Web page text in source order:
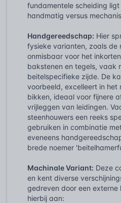
fundamentele scheiding
handmatig versus
Handgereedschap: Hier
fysieke varianten, zoals de
onmisbaar voor het
bakstenen en tegels, vaak
beitelspecifieke zijde. De
voorbeeld, excelleert in het
bikken, ideaal voor fijnere
vrijleggen van leidingen.
steenhouwers een reeks
gebruiken in combinatie
eveneens
brede noemer
Machinale Variant: Deze
en kent diverse
gedreven door een externe
hierbij aan: